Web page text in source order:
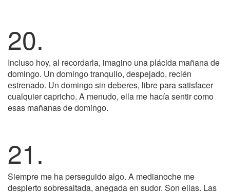
20.
Incluso hoy, al recordarla, imagino una plácida mañana de
domingo. Un domingo tranquilo, despejado, recién
estrenado. Un domingo sin deberes, libre para satisfacer
cualquier capricho. A menudo, ella me hacía sentir como
esas mañanas de domingo.
21.
Siempre me ha perseguido algo. A medianoche me
despierto sobresaltada, anegada en sudor. Son ellas. Las